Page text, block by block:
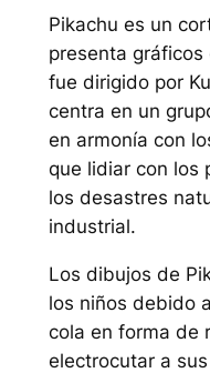
Pikachu es un
presenta
fue dirigido por
centra en un
en armonía con
que lidiar con los
los desastres
industrial.
Los dibujos de
los niños debido
cola en forma de
electrocutar a